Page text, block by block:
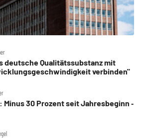
deutsche Qualitätssubstanz mit
verbinden"
30 Prozent seit Jahresbeginn ‑